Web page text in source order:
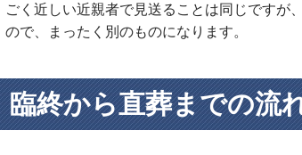
ごく近しい近親者で見送ることは同じですが
ので、まったく別のものになります。
臨終から直葬までの流